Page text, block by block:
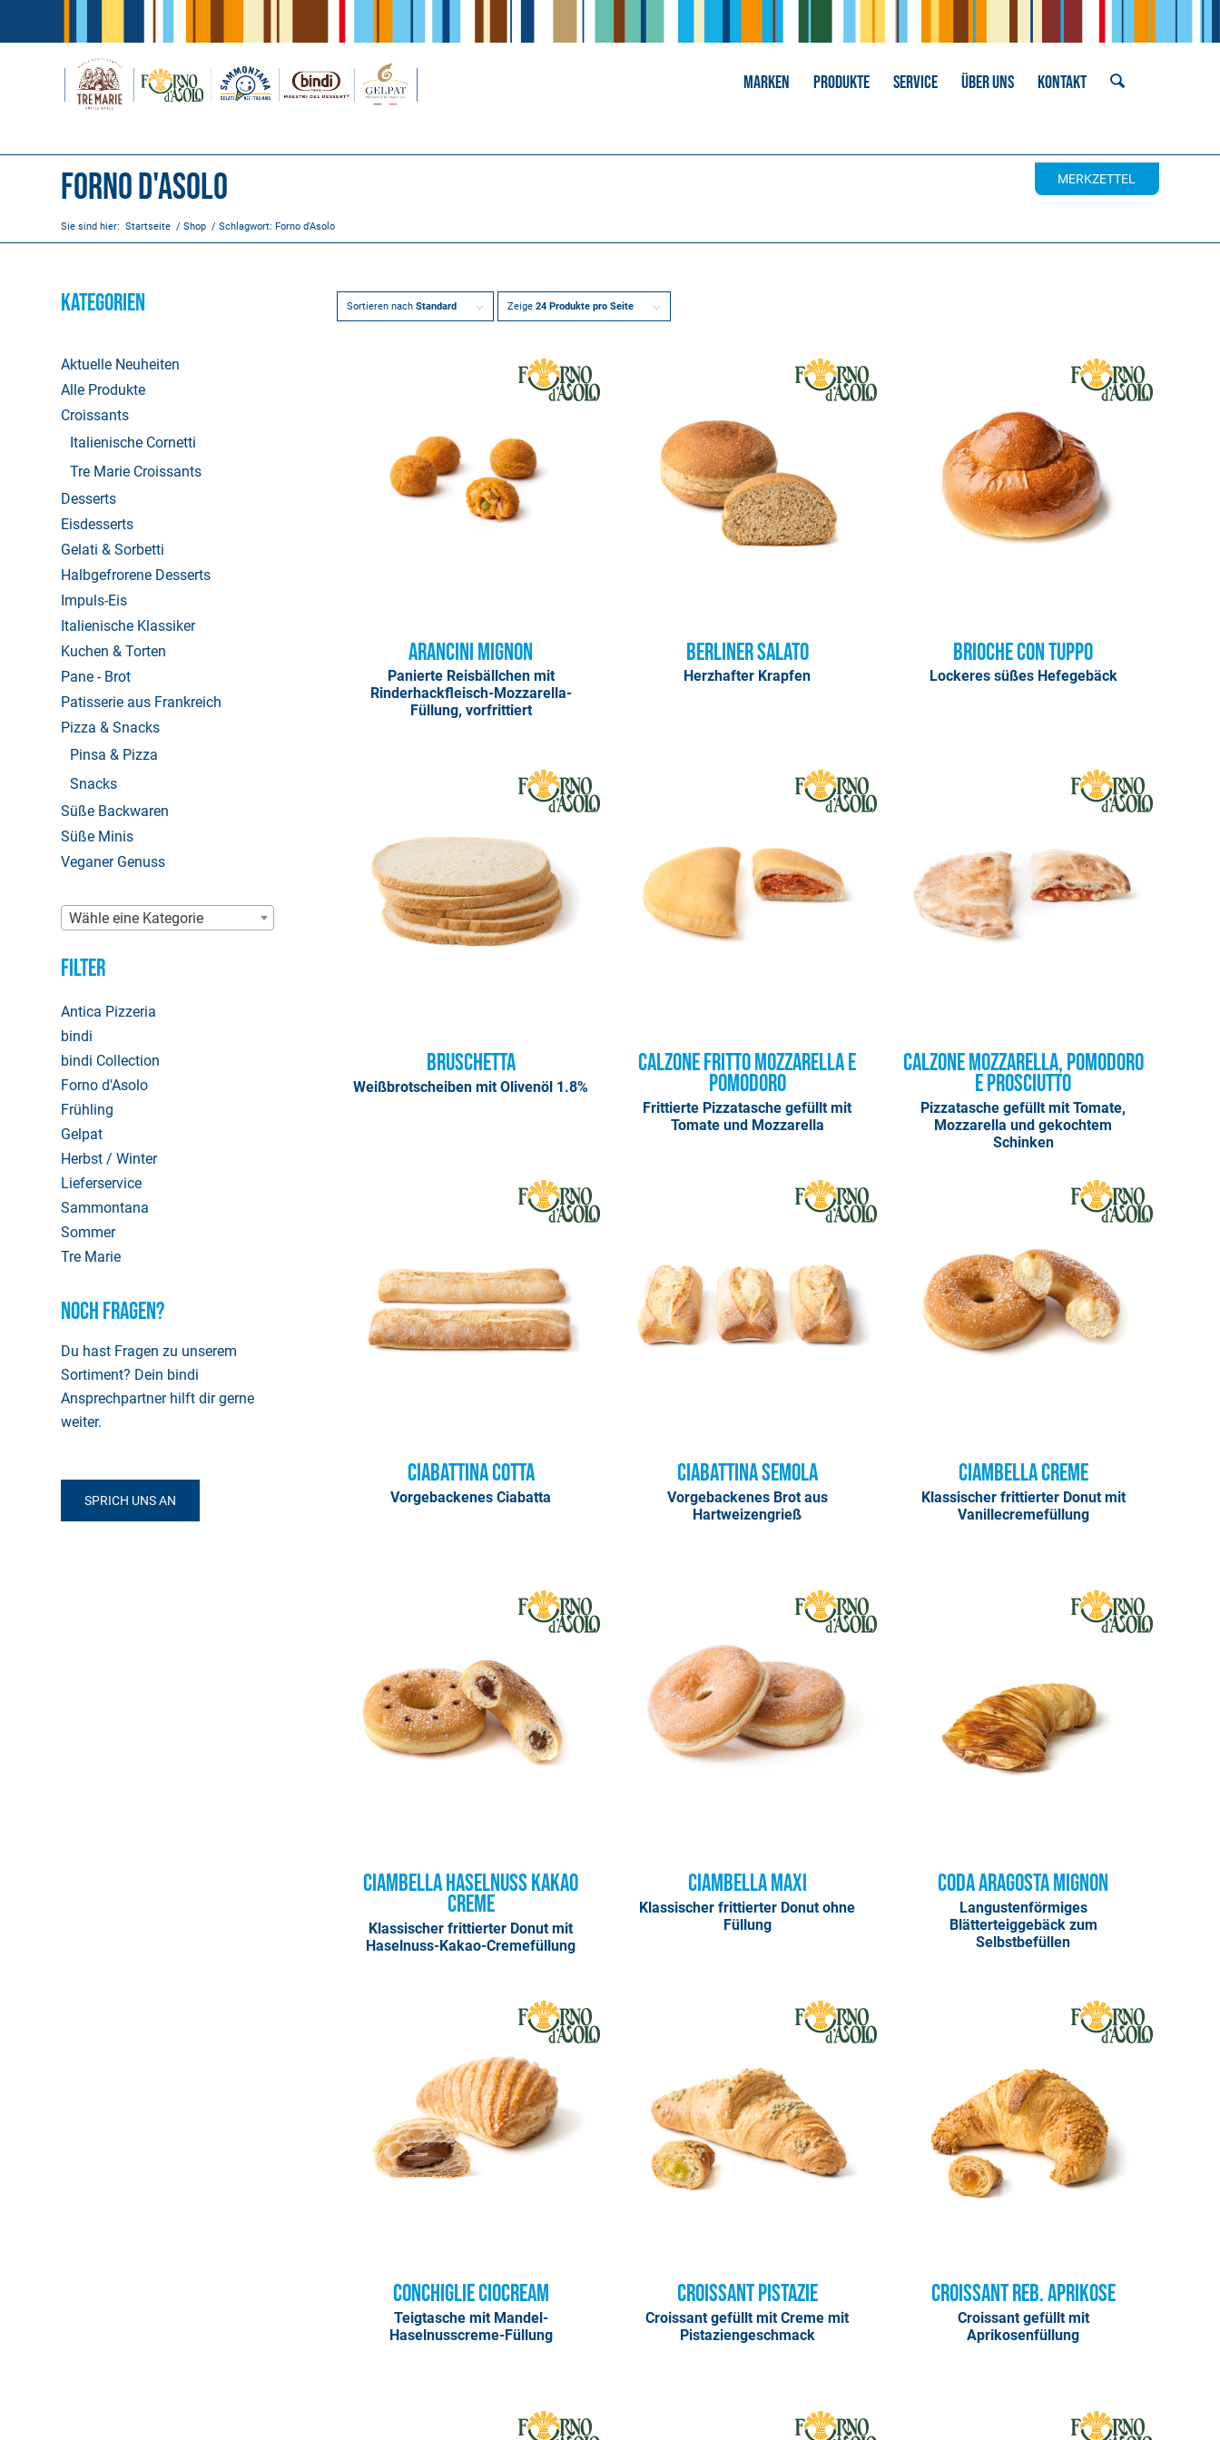
MARKEN PRODUKTE SERVICE ÜBER UNS KONTAKT
MERKZETTEL
Forno d'Asolo
Sie sind hier: Startseite / Shop / Schlagwort: Forno d'Asolo
Sortieren nachStandard Zeige24 Produkte pro Seite
Arancini Mignon
Panierte Reisbällchen mit
Rinderhackfleisch-Mozzarella-
Füllung, vorfrittiert
Berliner Salato
Herzhafter Krapfen
Brioche con Tuppo
Lockeres süßes Hefegebäck
Bruschetta
Weißbrotscheiben mit Olivenöl 1.8%
Calzone Fritto Mozzarella e
Pomodoro
Frittierte Pizzatasche gefüllt mit
Tomate und Mozzarella
Calzone Mozzarella, Pomodoro
e Prosciutto
Pizzatasche gefüllt mit Tomate,
Mozzarella und gekochtem
Schinken
Ciabattina Cotta
Vorgebackenes Ciabatta
Ciabattina Semola
Vorgebackenes Brot aus
Hartweizengrieß
Ciambella Creme
Klassischer frittierter Donut mit
Vanillecremefüllung
Ciambella Haselnuss Kakao
Creme
Klassischer frittierter Donut mit
Haselnuss-Kakao-Cremefüllung
Ciambella Maxi
Klassischer frittierter Donut ohne
Füllung
Coda Aragosta Mignon
Langustenförmiges
Blätterteiggebäck zum
Selbstbefüllen
Conchiglie Ciocream
Teigtasche mit Mandel-
Haselnusscreme-Füllung
Croissant Pistazie
Croissant gefüllt mit Creme mit
Pistaziengeschmack
Croissant Reb. Aprikose
Croissant gefüllt mit
Aprikosenfüllung
KATEGORIEN
Aktuelle Neuheiten
Alle Produkte
Croissants
Italienische Cornetti
Tre Marie Croissants
Desserts
Eisdesserts
Gelati & Sorbetti
Halbgefrorene Desserts
Impuls-Eis
Italienische Klassiker
Kuchen & Torten
Pane - Brot
Patisserie aus Frankreich
Pizza & Snacks
Pinsa & Pizza
Snacks
Süße Backwaren
Süße Minis
Veganer Genuss
Wähle eine Kategorie
Filter
Antica Pizzeria
bindi
bindi Collection
Forno d'Asolo
Frühling
Gelpat
Herbst / Winter
Lieferservice
Sammontana
Sommer
Tre Marie
Noch Fragen?
Du hast Fragen zu unserem
Sortiment? Dein bindi
Ansprechpartner hilft dir gerne
weiter.
SPRICH UNS AN